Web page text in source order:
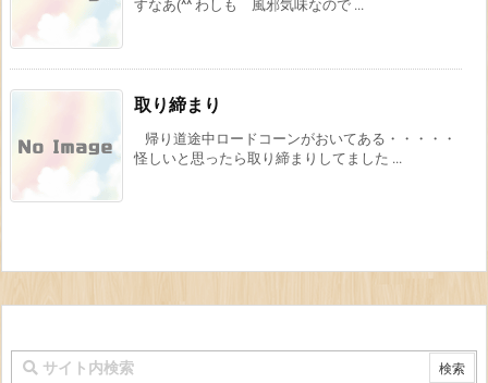
すなあ(^^ わしも 風邪気味なので ...
取り締まり
帰り道途中ロードコーンがおいてある・・・・・
怪しいと思ったら取り締まりしてました ...